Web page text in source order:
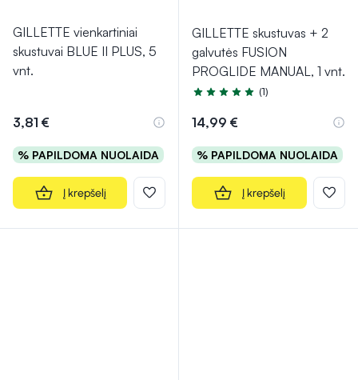
GILLETTE vienkartiniai
skustuvai BLUE II PLUS, 5
vnt.
3,81 €
% PAPILDOMA NUOLAIDA
Į krepšelį
GILLETTE skustuvas + 2
galvutės FUSION
PROGLIDE MANUAL, 1 vnt.
Įvertinimas 5.0 iš 5
(1)
14,99 €
% PAPILDOMA NUOLAIDA
Į krepšelį